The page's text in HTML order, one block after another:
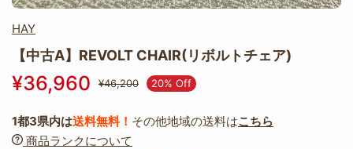
HAY
【中古A】REVOLT CHAIR(リボルトチェア)
¥36,960 ¥46,200 20% Off
1都3県内は送料無料！ その他地域の送料はこちら
商品ランクについて